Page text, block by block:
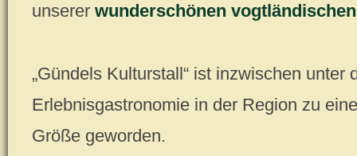
unserer wunderschönen
„Gündels Kulturstall“ ist inzwischen unter
Erlebnisgastronomie in der Region zu
Größe geworden.